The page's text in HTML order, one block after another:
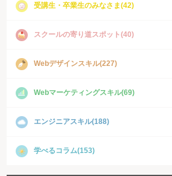
受講生・卒業生のみなさま(42)
スクールの寄り道スポット(40)
Webデザインスキル(227)
Webマーケティングスキル(69)
エンジニアスキル(188)
学べるコラム(153)